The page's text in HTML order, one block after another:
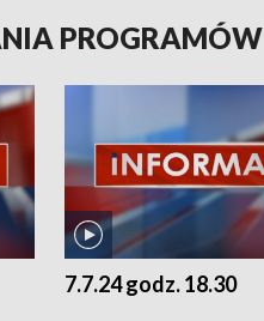
PROGRAMÓW
7.7.24 godz. 18.30